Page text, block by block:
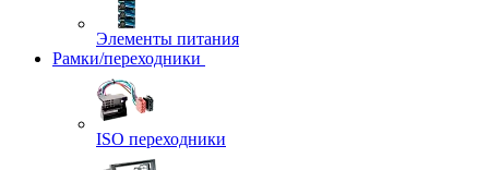
Элементы питания
Рамки/переходники
ISO переходники